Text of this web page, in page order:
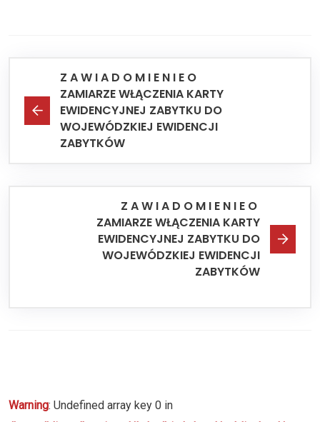
Z A W I A D O M I E N I E O
ZAMIARZE WŁĄCZENIA KARTY
EWIDENCYJNEJ ZABYTKU DO
WOJEWÓDZKIEJ EWIDENCJI
ZABYTKÓW
Z A W I A D O M I E N I E O
ZAMIARZE WŁĄCZENIA KARTY
EWIDENCYJNEJ ZABYTKU DO
WOJEWÓDZKIEJ EWIDENCJI
ZABYTKÓW
Warning: Undefined array key 0 in